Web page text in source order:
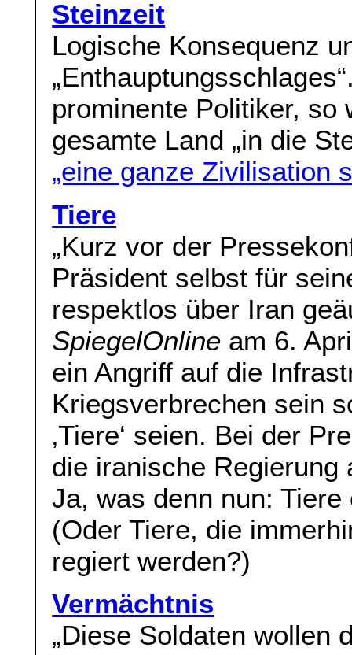
Steinzeit
Logische Konsequenz
prominente Politiker, so
gesamte Land „in die
„eine ganze Zivilisation
Tiere
„Kurz vor der
Präsident selbst für
respektlos über Iran
SpiegelOnline am 6.
ein Angriff auf die
Kriegsverbrechen sein
‚Tiere‘ seien. Bei der
die iranische Regierung
Ja, was denn nun:
(Oder Tiere, die
regiert werden?)
Vermächtnis
„Diese Soldaten wollen